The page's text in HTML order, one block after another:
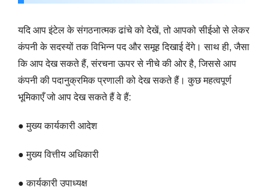
यदि आप इंटेल के संगठनात्मक ढांचे को देखें, तो आपको सीईओ से लेकर
कंपनी के सदस्यों तक विभिन्न पद और समूह दिखाई देंगे। साथ ही, जैसा
कि आप देख सकते हैं, संरचना ऊपर से नीचे की ओर है, जिससे आप
कंपनी की पदानुक्रमिक प्रणाली को देख सकते हैं। कुछ महत्वपूर्ण
भूमिकाएँ जो आप देख सकते हैं वे हैं:
● मुख्य कार्यकारी आदेश
● मुख्य वित्तीय अधिकारी
● कार्यकारी उपाध्यक्ष